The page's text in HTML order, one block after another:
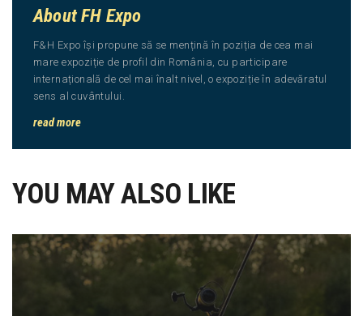
About FH Expo
F&H Expo își propune să se mențină în poziția de cea mai
mare expoziție de profil din România, cu participare
internațională de cel mai înalt nivel, o expoziție în adevăratul
sens al cuvântului.
read more
YOU MAY ALSO LIKE